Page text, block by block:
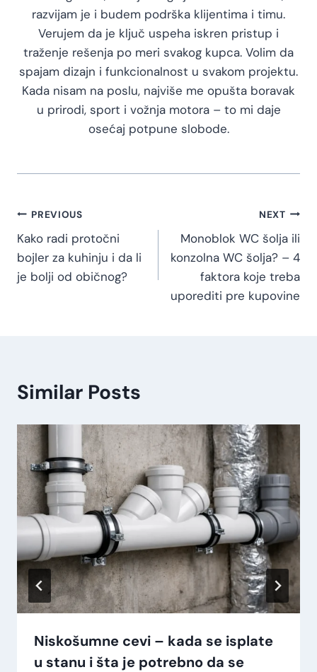
razvijam je i budem podrška klijentima i timu.
Verujem da je ključ uspeha iskren pristup i
traženje rešenja po meri svakog kupca. Volim da
spajam dizajn i funkcionalnost u svakom projektu.
Kada nisam na poslu, najviše me opušta boravak
u prirodi, sport i vožnja motora – to mi daje
osećaj potpune slobode.
PREVIOUS
Kako radi protočni
bojler za kuhinju i da li
je bolji od običnog?
NEXT
Monoblok WC šolja ili
konzolna WC šolja? – 4
faktora koje treba
uporediti pre kupovine
Similar Posts
Niskošumne cevi – kada se isplate
u stanu i šta je potrebno da se